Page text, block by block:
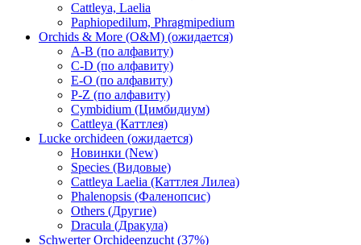
Cattleya, Laelia
Paphiopedilum, Phragmipedium
Orchids & More (O&M) (ожидается)
A-B (по алфавиту)
C-D (по алфавиту)
E-O (по алфавиту)
P-Z (по алфавиту)
Cymbidium (Цимбидиум)
Cattleya (Каттлея)
Lucke orchideen (ожидается)
Новинки (New)
Species (Видовые)
Cattleya Laelia (Каттлея Лилеа)
Phalenopsis (Фаленопсис)
Others (Другие)
Dracula (Дракула)
Schwerter Orchideenzucht (37%)